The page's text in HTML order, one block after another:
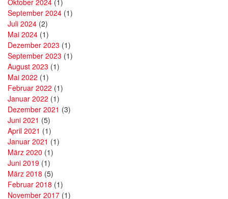
Oktober 2024 (1)
September 2024 (1)
Juli 2024 (2)
Mai 2024 (1)
Dezember 2023 (1)
September 2023 (1)
August 2023 (1)
Mai 2022 (1)
Februar 2022 (1)
Januar 2022 (1)
Dezember 2021 (3)
Juni 2021 (5)
April 2021 (1)
Januar 2021 (1)
März 2020 (1)
Juni 2019 (1)
März 2018 (5)
Februar 2018 (1)
November 2017 (1)